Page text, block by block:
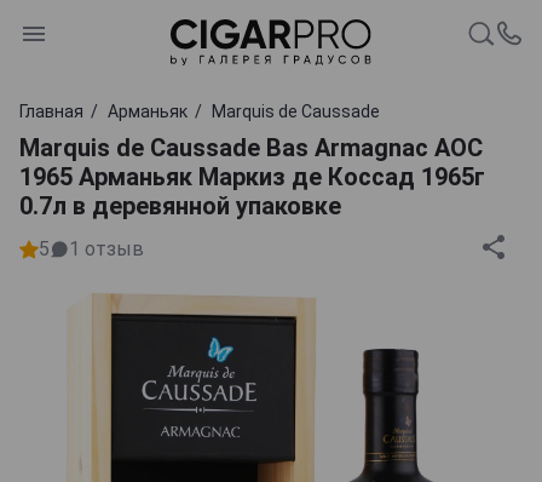
Главная Арманьяк Marquis de Caussade
Marquis de Caussade Bas Armagnac AOC
1965 Арманьяк Маркиз де Коссад 1965г
0.7л в деревянной упаковке
5 1 отзыв